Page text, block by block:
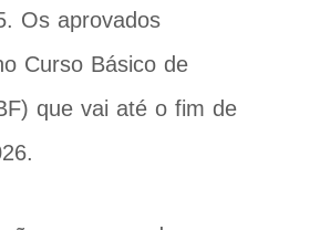
Os aprovados
Curso Básico de
que vai até o fim de